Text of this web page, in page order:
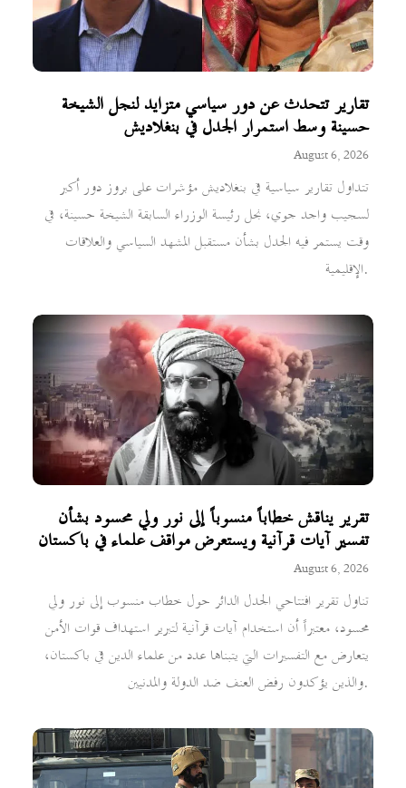
تقارير تتحدث عن دور سياسي متزايد لنجل الشيخة
حسينة وسط استمرار الجدل في بنغلاديش
August 6, 2026
تتداول تقارير سياسية في بنغلاديش مؤشرات على بروز دور أكبر
لسجيب واجد جوي، نجل رئيسة الوزراء السابقة الشيخة حسينة، في
وقت يستمر فيه الجدل بشأن مستقبل المشهد السياسي والعلاقات
الإقليمية.
تقرير يناقش خطاباً منسوباً إلى نور ولي محسود بشأن
تفسير آيات قرآنية ويستعرض مواقف علماء في باكستان
August 6, 2026
تناول تقرير افتتاحي الجدل الدائر حول خطاب منسوب إلى نور ولي
محسود، معتبراً أن استخدام آيات قرآنية لتبرير استهداف قوات الأمن
يتعارض مع التفسيرات التي يتبناها عدد من علماء الدين في باكستان،
والذين يؤكدون رفض العنف ضد الدولة والمدنيين.